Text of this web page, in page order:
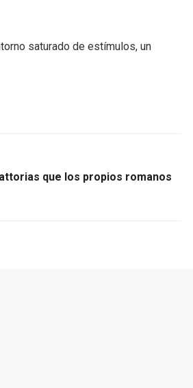
saturado de estímulos, un
que los propios romanos